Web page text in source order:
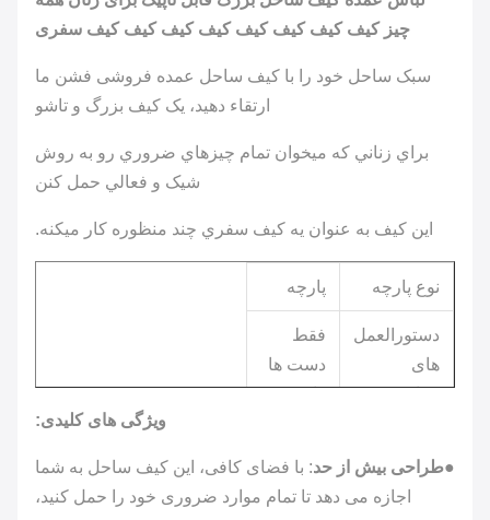
چیز کیف کیف کیف کیف کیف کیف کیف کیف سفری
سبک ساحل خود را با کیف ساحل عمده فروشی فشن ما
ارتقاء دهید، یک کیف بزرگ و تاشو
براي زناني که ميخوان تمام چيزهاي ضروري رو به روش
شيک و فعالي حمل کنن
اين کيف به عنوان يه کيف سفري چند منظوره کار ميکنه.
نوع پارچه پارچه
دستورالعمل
مراقبت
فقط
دست ها
را بشویید
چین
ویژگی های کلیدی:
طراحی بیش از حد : با فضای کافی، این کیف ساحل به شما
اجازه می دهد تا تمام موارد ضروری خود را حمل کنید،